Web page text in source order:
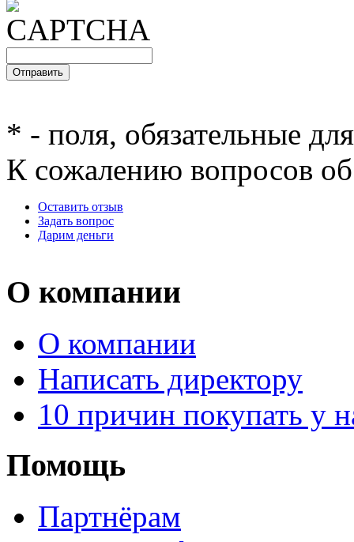
* - поля, обязательные
К сожалению вопросов об
Оставить отзыв
Задать вопрос
Дарим деньги
О компании
О компании
Написать директору
10 причин покупать у
Помощь
Партнёрам